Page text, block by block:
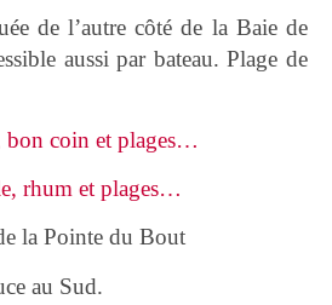
de l’autre côté de la Baie de
aussi par bateau. Plage de
la Pointe du Bout
au Sud.